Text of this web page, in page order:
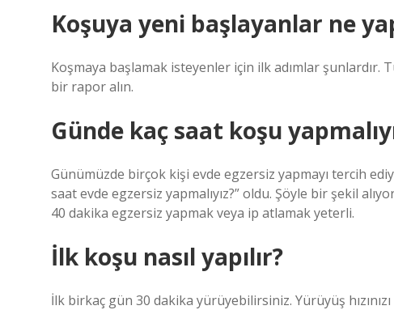
Koşuya yeni başlayanlar ne
Koşmaya başlamak isteyenler için ilk adımlar
bir rapor alın.
Günde kaç saat koşu
Günümüzde birçok kişi evde egzersiz yapmayı tercih
saat evde egzersiz yapmalıyız?” oldu. Şöyle bir şekil
40 dakika egzersiz yapmak veya ip atlamak yeterli.
İlk koşu nasıl yapılır?
İlk birkaç gün 30 dakika yürüyebilirsiniz. Yürüyüş